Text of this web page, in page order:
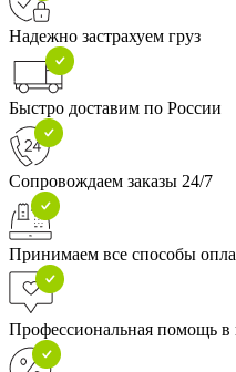
Надежно застрахуем груз
Быстро доставим по России
Сопровождаем заказы 24/7
Принимаем все способы
Профессиональная помощь в